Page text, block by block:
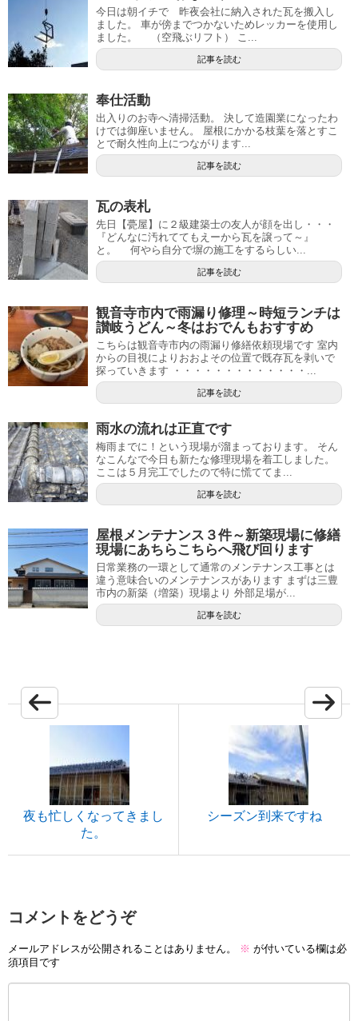
今日は朝イチで 昨夜会社に納入された瓦を搬入し
ました。 車が傍までつかないためレッカーを使用し
ました。 （空飛ぶリフト） こ...
記事を読む
奉仕活動
出入りのお寺へ清掃活動。 決して造園業になったわ
けでは御座いません。 屋根にかかる枝葉を落とすこ
とで耐久性向上につながります...
記事を読む
瓦の表札
先日【甍屋】に２級建築士の友人が顔を出し・・・
『どんなに汚れててもえーから瓦を譲って～』
と。 何やら自分で塀の施工をするらしい...
記事を読む
観音寺市内で雨漏り修理～時短ランチは
讃岐うどん～冬はおでんもおすすめ
こちらは観音寺市内の雨漏り修繕依頼現場です 室内
からの目視によりおおよその位置で既存瓦を剥いで
探っていきます ・・・・・・・・・・・・・...
記事を読む
雨水の流れは正直です
梅雨までに！という現場が溜まっております。 そん
なこんなで今日も新たな修理現場を着工しました。
ここは５月完工でしたので特に慌ててま...
記事を読む
屋根メンテナンス３件～新築現場に修繕
現場にあちらこちらへ飛び回ります
日常業務の一環として通常のメンテナンス工事とは
違う意味合いのメンテナンスがあります まずは三豊
市内の新築（増築）現場より 外部足場が...
記事を読む
夜も忙しくなってきまし
た。
シーズン到来ですね
コメントをどうぞ
メールアドレスが公開されることはありません。 ※ が付いている欄は必
須項目です